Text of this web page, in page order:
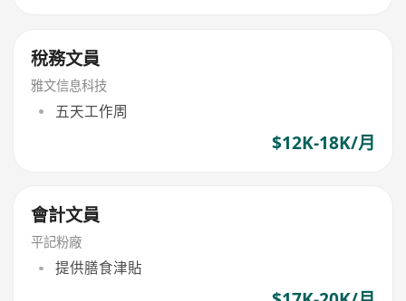
稅務文員
雅文信息科技
五天工作周
$12K-18K/月
會計文員
平記粉廠
提供膳食津貼